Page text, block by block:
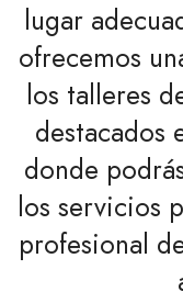
lugar
ofrecemos
los talleres
destacados
donde
los servicios
profesional